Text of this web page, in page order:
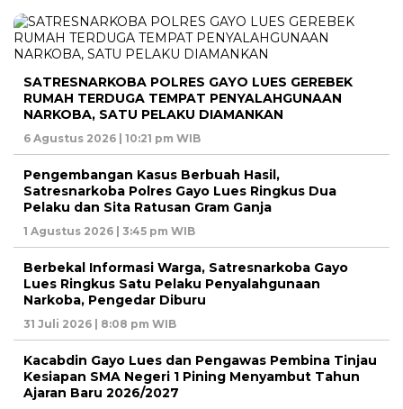
SATRESNARKOBA POLRES GAYO LUES GEREBEK
RUMAH TERDUGA TEMPAT PENYALAHGUNAAN
NARKOBA, SATU PELAKU DIAMANKAN
6 Agustus 2026 | 10:21 pm WIB
Pengembangan Kasus Berbuah Hasil,
Satresnarkoba Polres Gayo Lues Ringkus Dua
Pelaku dan Sita Ratusan Gram Ganja
1 Agustus 2026 | 3:45 pm WIB
Berbekal Informasi Warga, Satresnarkoba Gayo
Lues Ringkus Satu Pelaku Penyalahgunaan
Narkoba, Pengedar Diburu
31 Juli 2026 | 8:08 pm WIB
Kacabdin Gayo Lues dan Pengawas Pembina Tinjau
Kesiapan SMA Negeri 1 Pining Menyambut Tahun
Ajaran Baru 2026/2027